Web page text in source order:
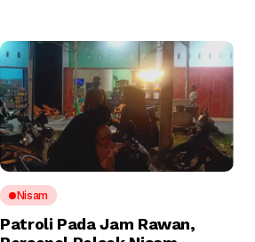
Nisam
Patroli Pada Jam Rawan,